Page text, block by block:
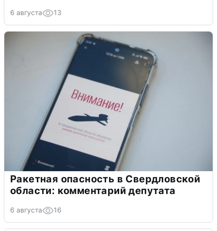
6 августа 13
Ракетная опасность в Свердловской
области: комментарий депутата
6 августа 16